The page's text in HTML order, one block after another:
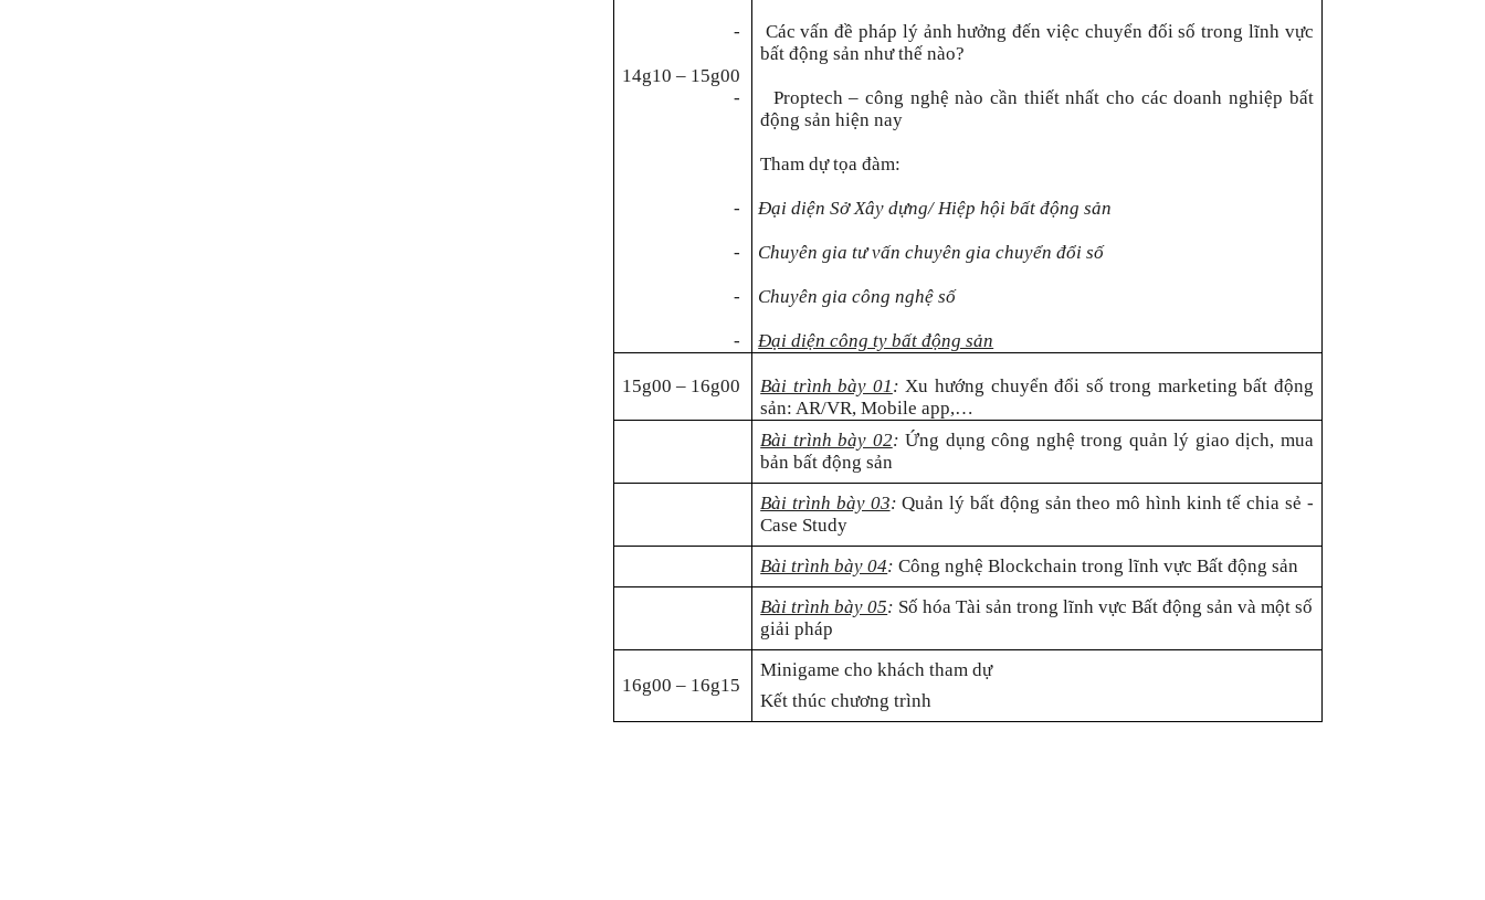
14g10 – 15g00
-
Các vấn đề pháp lý ảnh hưởng đến việc chuyển đối số trong lĩnh vực
bất động sản như thế nào?
-
Proptech – công nghệ nào cần thiết nhất cho các doanh nghiệp bất
động sản hiện nay
Tham dự tọa đàm:
- Đại diện Sở Xây dựng/ Hiệp hội bất động sản
- Chuyên gia tư vấn chuyên gia chuyển đổi số
- Chuyên gia công nghệ số
- Đại diện công ty bất động sản
15g00 – 16g00 Bài trình bày 01: Xu hướng chuyển đổi số trong marketing bất động
sản: AR/VR, Mobile app,…
Bài trình bày 02: Ứng dụng công nghệ trong quản lý giao dịch, mua
bản bất động sản
Bài trình bày 03: Quản lý bất động sản theo mô hình kinh tế chia sẻ -
Case Study
Bài trình bày 04: Công nghệBlockchain trong lĩnh vựcBất động sản
Bài trình bày 05: Số hóa Tài sản trong lĩnh vựcBất động sản và một số
giải pháp
16g00 – 16g15
Minigame cho khách tham dự
Kết thúc chương trình